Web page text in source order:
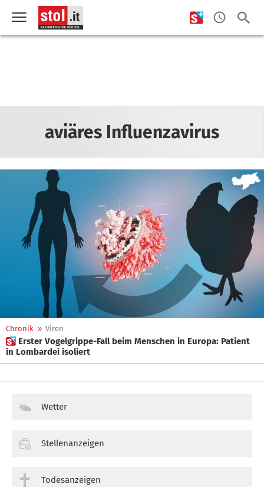
aviäres Influenzavirus
Chronik » Viren
 Erster Vogelgrippe-Fall beim Menschen in Europa: Patient
in Lombardei isoliert
Wetter
Stellenanzeigen
Todesanzeigen